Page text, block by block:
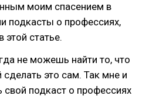
моим спасением в
подкасты о профессиях,
этой статье.
не можешь найти то, что
это сам. Так мне и
подкаст о профессиях